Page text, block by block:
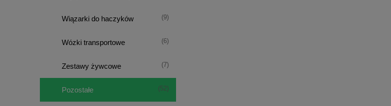
Wiązarki do haczyków (9)
Wózki transportowe (6)
Zestawy żywcowe (7)
Pozostałe (52)